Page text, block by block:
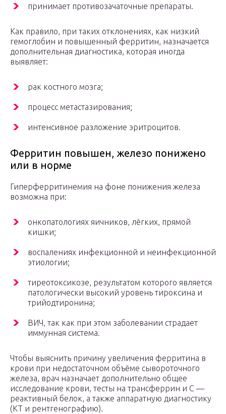
принимает противозачаточные препараты.
Как правило, при таких отклонениях, как низкий
гемоглобин и повышенный ферритин, назначается
дополнительная диагностика, которая иногда
выявляет:
рак костного мозга;
процесс метастазирования;
интенсивное разложение эритроцитов.
Ферритин повышен, железо понижено
или в норме
Гиперферритинемия на фоне понижения железа
возможна при:
онкопатологиях яичников, лёгких, прямой
кишки;
воспалениях инфекционной и неинфекционной
этиологии;
тиреотоксикозе, результатом которого является
патологически высокий уровень тироксина и
трийодтиронина;
ВИЧ, так как при этом заболевании страдает
иммунная система.
Чтобы выяснить причину увеличения ферритина в
крови при недостаточном объёме сывороточного
железа, врач назначает дополнительно общее
исследование крови, тесты на трансферрин и С —
реактивный белок, а также аппаратную диагностику
(КТ и рентгенографию).